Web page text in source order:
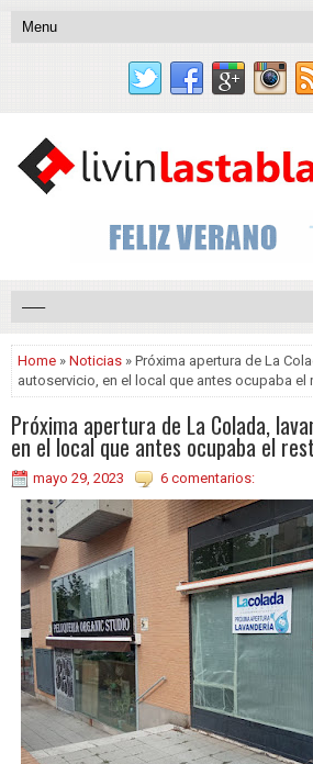
Home » Noticias » Próxima apertura de La
autoservicio, en el local que antes ocupaba el
Próxima apertura de La Colada,
en el local que antes ocupaba el
mayo 29, 2023 6 comentarios: